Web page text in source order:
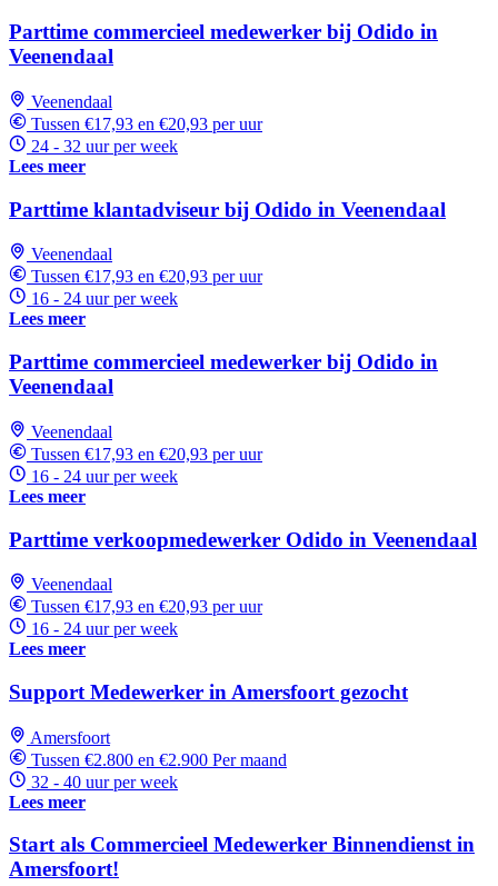
Parttime commercieel medewerker bij Odido in
Veenendaal
Veenendaal
Tussen €17,93 en €20,93 per uur
24 - 32 uur per week
Lees meer
Parttime klantadviseur bij Odido in Veenendaal
Veenendaal
Tussen €17,93 en €20,93 per uur
16 - 24 uur per week
Lees meer
Parttime commercieel medewerker bij Odido in
Veenendaal
Veenendaal
Tussen €17,93 en €20,93 per uur
16 - 24 uur per week
Lees meer
Parttime verkoopmedewerker Odido in Veenendaal
Veenendaal
Tussen €17,93 en €20,93 per uur
16 - 24 uur per week
Lees meer
Support Medewerker in Amersfoort gezocht
Amersfoort
Tussen €2.800 en €2.900 Per maand
32 - 40 uur per week
Lees meer
Start als Commercieel Medewerker Binnendienst in
Amersfoort!